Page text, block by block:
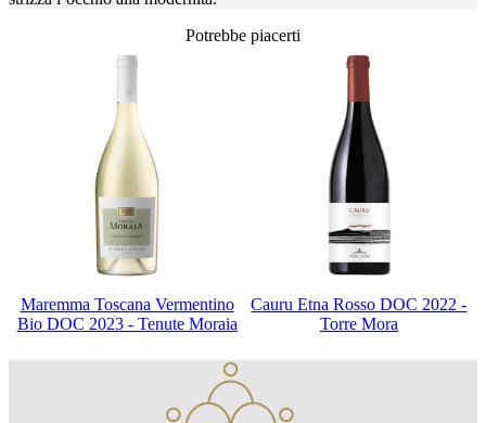
Potrebbe piacerti
Maremma Toscana Vermentino
Bio DOC 2023 - Tenute Moraia
Cauru Etna Rosso DOC 2022 -
Torre Mora